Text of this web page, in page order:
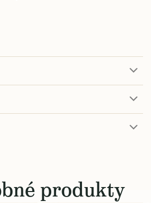
produkty